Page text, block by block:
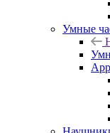
Умные